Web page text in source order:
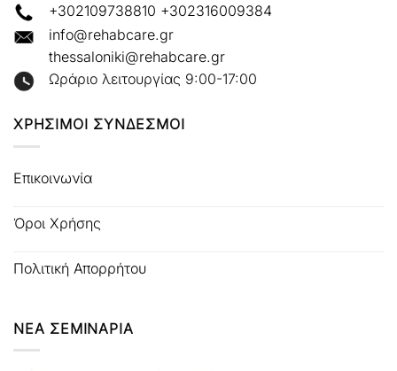
+302109738810 +302316009384
info@rehabcare.gr
thessaloniki@rehabcare.gr
Ωράριο λειτουργίας 9:00-17:00
ΧΡΗΣΙΜΟΙ ΣΥΝΔΕΣΜΟΙ
Επικοινωνία
Όροι Χρήσης
Πολιτική Απορρήτου
ΝΕΑ ΣΕΜΙΝΑΡΙΑ